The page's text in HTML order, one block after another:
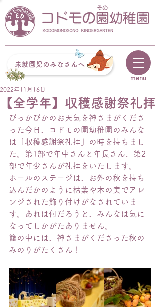
未就園児のみなさんへ
menu
【全学年】収穫感謝祭礼拝
2022年11月16日
ぴっかぴかのお天気を神さまがくださ
った今日、コドモの園幼稚園のみんな
は「収穫感謝祭礼拝」の時を持ちまし
た。第1部で年中さんと年長さん、第2
部で年少さんが礼拝をいたします。
ホールのステージは、お外の秋を持ち
込んだかのように枯葉や木の実でアレ
ンジされた飾り付けがなされていま
す。あれは何だろうと、みんなは気に
なってしかがたありません。
籠の中には、神さまがくださった秋の
みのりがたくさん！